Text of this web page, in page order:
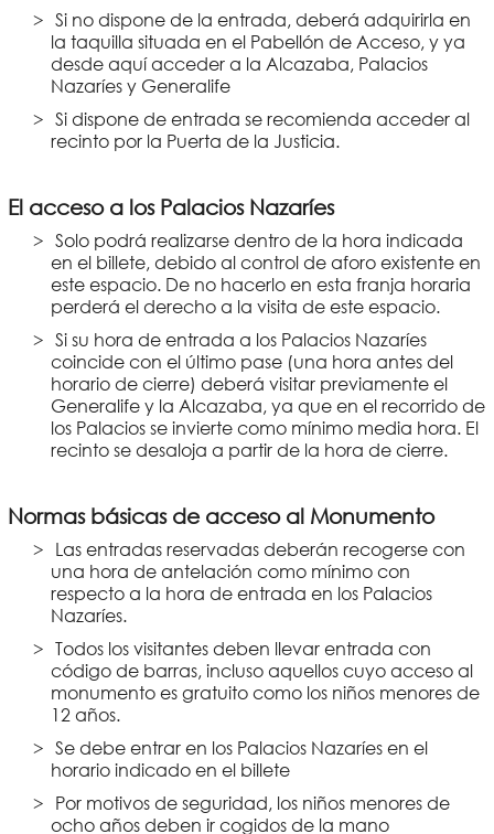
Si no dispone de la entrada, deberá adquirirla en
la taquilla situada en el Pabellón de Acceso, y ya
desde aquí acceder a la Alcazaba, Palacios
Nazaríes y Generalife
Si dispone de entrada se recomienda acceder al
recinto por la Puerta de la Justicia.
El acceso a los Palacios Nazaríes
Solo podrá realizarse dentro de la hora indicada
en el billete, debido al control de aforo existente en
este espacio. De no hacerlo en esta franja horaria
perderá el derecho a la visita de este espacio.
Si su hora de entrada a los Palacios Nazaríes
coincide con el último pase (una hora antes del
horario de cierre) deberá visitar previamente el
Generalife y la Alcazaba, ya que en el recorrido de
los Palacios se invierte como mínimo media hora. El
recinto se desaloja a partir de la hora de cierre.
Normas básicas de acceso al Monumento
Las entradas reservadas deberán recogerse con
una hora de antelación como mínimo con
respecto a la hora de entrada en los Palacios
Nazaríes.
Todos los visitantes deben llevar entrada con
código de barras, incluso aquellos cuyo acceso al
monumento es gratuito como los niños menores de
12 años.
Se debe entrar en los Palacios Nazaríes en el
horario indicado en el billete
Por motivos de seguridad, los niños menores de
ocho años deben ir cogidos de la mano